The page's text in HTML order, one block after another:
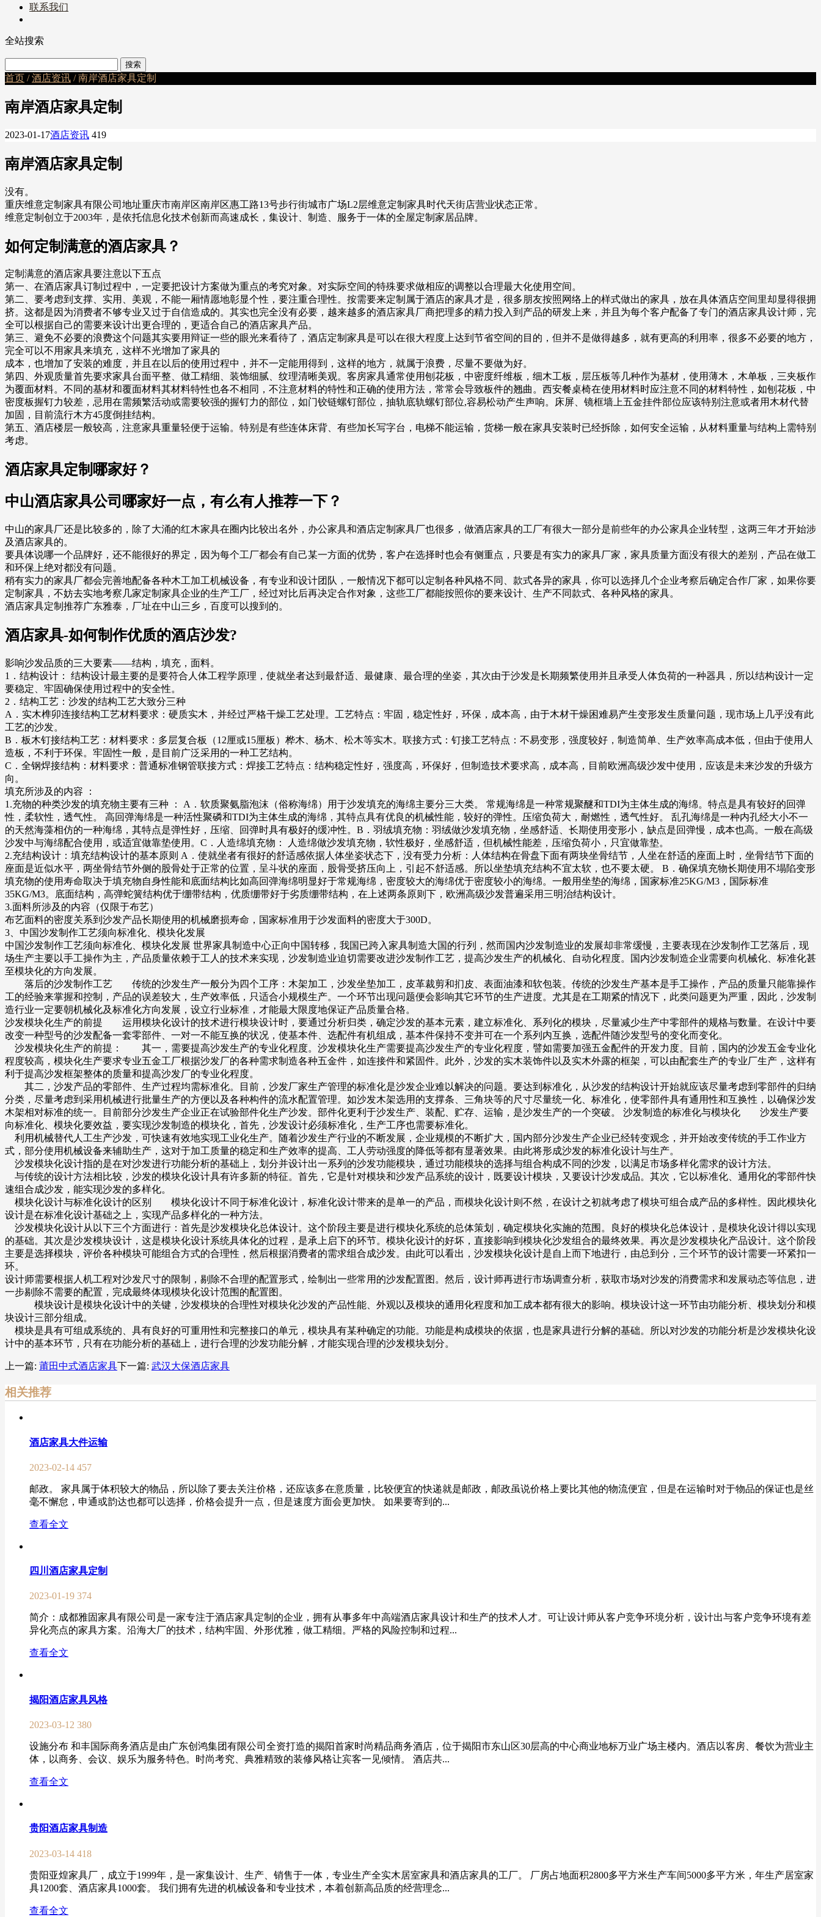
联系我们
全站搜索
首页 /酒店资讯 / 南岸酒店家具定制
南岸酒店家具定制
2023-01-17酒店资讯 419
南岸酒店家具定制
没有。
重庆维意定制家具有限公司地址重庆市南岸区南岸区惠工路13号步行街城市广场L2层维意定制家具时代天街店营业状态正常。
维意定制创立于2003年，是依托信息化技术创新而高速成长，集设计、制造、服务于一体的全屋定制家居品牌。
如何定制满意的酒店家具？
定制满意的酒店家具要注意以下五点
第一、在酒店家具订制过程中，一定要把设计方案做为重点的考究对象。对实际空间的特殊要求做相应的调整以合理最大化使用空间。
第二、要考虑到支撑、实用、美观，不能一厢情愿地彰显个性，要注重合理性。按需要来定制属于酒店的家具才是，很多朋友按照网络上的样式做出的家具，放在具体酒店空间里却显得很拥
挤。这都是因为消费者不够专业又过于自信造成的。其实也完全没有必要，越来越多的酒店家具厂商把理多的精力投入到产品的研发上来，并且为每个客户配备了专门的酒店家具设计师，完
全可以根据自己的需要来设计出更合理的，更适合自己的酒店家具产品。
第三、避免不必要的浪费这个问题其实要用辩证一些的眼光来看待了，酒店定制家具是可以在很大程度上达到节省空间的目的，但并不是做得越多，就有更高的利用率，很多不必要的地方，
完全可以不用家具来填充，这样不光增加了家具的
成本，也增加了安装的难度，并且在以后的使用过程中，并不一定能用得到，这样的地方，就属于浪费，尽量不要做为好。
第四、外观质量首先要求家具台面平整、做工精细、装饰细腻、纹理清晰美观。客房家具通常使用刨花板，中密度纤维板，细木工板，层压板等几种作为基材，使用薄木，木单板，三夹板作
为覆面材料。不同的基材和覆面材料其材料特性也各不相同，不注意材料的特性和正确的使用方法，常常会导致板件的翘曲。西安餐桌椅在使用材料时应注意不同的材料特性，如刨花板，中
密度板握钉力较差，忌用在需频繁活动或需要较强的握钉力的部位，如门铰链螺钉部位，抽轨底轨螺钉部位,容易松动产生声响。床屏、镜框墙上五金挂件部位应该特别注意或者用木材代替
加固，目前流行木方45度倒挂结构。
第五、酒店楼层一般较高，注意家具重量轻便于运输。特别是有些连体床背、有些加长写字台，电梯不能运输，货梯一般在家具安装时已经拆除，如何安全运输，从材料重量与结构上需特别
考虑。
酒店家具定制哪家好？
中山酒店家具公司哪家好一点，有么有人推荐一下？
中山的家具厂还是比较多的，除了大涌的红木家具在圈内比较出名外，办公家具和酒店定制家具厂也很多，做酒店家具的工厂有很大一部分是前些年的办公家具企业转型，这两三年才开始涉
及酒店家具的。
要具体说哪一个品牌好，还不能很好的界定，因为每个工厂都会有自己某一方面的优势，客户在选择时也会有侧重点，只要是有实力的家具厂家，家具质量方面没有很大的差别，产品在做工
和环保上绝对都没有问题。
稍有实力的家具厂都会完善地配备各种木工加工机械设备，有专业和设计团队，一般情况下都可以定制各种风格不同、款式各异的家具，你可以选择几个企业考察后确定合作厂家，如果你要
定制家具，不妨去实地考察几家定制家具企业的生产工厂，经过对比后再决定合作对象，这些工厂都能按照你的要来设计、生产不同款式、各种风格的家具。
酒店家具定制推荐广东雅泰，厂址在中山三乡，百度可以搜到的。
酒店家具-如何制作优质的酒店沙发?
影响沙发品质的三大要素——结构，填充，面料。
1．结构设计： 结构设计最主要的是要符合人体工程学原理，使就坐者达到最舒适、最健康、最合理的坐姿，其次由于沙发是长期频繁使用并且承受人体负荷的一种器具，所以结构设计一定
要稳定、牢固确保使用过程中的安全性。
2．结构工艺：沙发的结构工艺大致分三种
A．实木榫卯连接结构工艺材料要求：硬质实木，并经过严格干燥工艺处理。工艺特点：牢固，稳定性好，环保，成本高，由于木材干燥困难易产生变形发生质量问题，现市场上几乎没有此
工艺的沙发。
B．板木钉接结构工艺：材料要求：多层复合板（12厘或15厘板）桦木、杨木、松木等实木。联接方式：钉接工艺特点：不易变形，强度较好，制造简单、生产效率高成本低，但由于使用人
造板，不利于环保。牢固性一般，是目前广泛采用的一种工艺结构。
C．全钢焊接结构：材料要求：普通标准钢管联接方式：焊接工艺特点：结构稳定性好，强度高，环保好，但制造技术要求高，成本高，目前欧洲高级沙发中使用，应该是未来沙发的升级方
向。
填充所涉及的内容 ：
1.充物的种类沙发的填充物主要有三种 ： A．软质聚氨脂泡沫（俗称海绵）用于沙发填充的海绵主要分三大类。 常规海绵是一种常规聚醚和TDI为主体生成的海绵。特点是具有较好的回弹
性，柔软性，透气性。 高回弹海绵是一种活性聚磷和TDI为主体生成的海绵，其特点具有优良的机械性能，较好的弹性。压缩负荷大，耐燃性，透气性好。 乱孔海绵是一种内孔经大小不一
的天然海藻相仿的一种海绵，其特点是弹性好，压缩、回弹时具有极好的缓冲性。B．羽绒填充物：羽绒做沙发填充物，坐感舒适、长期使用变形小，缺点是回弹慢，成本也高。一般在高级
沙发中与海绵配合使用，或适宜做靠垫使用。C．人造绵填充物： 人造绵做沙发填充物，软性极好，坐感舒适，但机械性能差，压缩负荷小，只宜做靠垫。
2.充结构设计：填充结构设计的基本原则 A．使就坐者有很好的舒适感依据人体坐姿状态下，没有受力分析：人体结构在骨盘下面有两块坐骨结节，人坐在舒适的座面上时，坐骨结节下面的
座面是近似水平，两坐骨结节外侧的股骨处于正常的位置，呈斗状的座面，股骨受挤压向上，引起不舒适感。所以坐垫填充结构不宜太软，也不要太硬。 B．确保填充物长期使用不塌陷变形
填充物的使用寿命取决于填充物自身性能和底面结构比如高回弹海绵明显好于常规海绵，密度较大的海绵优于密度较小的海绵。一般用坐垫的海绵，国家标准25KG/M3，国际标准
35KG/M3。底面结构，高弹蛇簧结构优于绷带结构，优质绷带好于劣质绷带结构，在上述两条原则下，欧洲高级沙发普遍采用三明治结构设计。
3.面料所涉及的内容（仅限于布艺）
布艺面料的密度关系到沙发产品长期使用的机械磨损寿命，国家标准用于沙发面料的密度大于300D。
3、中国沙发制作工艺须向标准化、模块化发展
中国沙发制作工艺须向标准化、模块化发展 世界家具制造中心正向中国转移，我国已跨入家具制造大国的行列，然而国内沙发制造业的发展却非常缓慢，主要表现在沙发制作工艺落后，现
场生产主要以手工操作为主，产品质量依赖于工人的技术来实现，沙发制造业迫切需要改进沙发制作工艺，提高沙发生产的机械化、自动化程度。国内沙发制造企业需要向机械化、标准化甚
至模块化的方向发展。
落后的沙发制作工艺 传统的沙发生产一般分为四个工序：木架加工，沙发坐垫加工，皮革裁剪和扪皮、表面油漆和软包装。传统的沙发生产基本是手工操作，产品的质量只能靠操作
工的经验来掌握和控制，产品的误差较大，生产效率低，只适合小规模生产。一个环节出现问题便会影响其它环节的生产进度。尤其是在工期紧的情况下，此类问题更为严重，因此，沙发制
造行业一定要朝机械化及标准化方向发展，设立行业标准，才能最大限度地保证产品质量合格。
沙发模块化生产的前提 运用模块化设计的技术进行模块设计时，要通过分析归类，确定沙发的基本元素，建立标准化、系列化的模块，尽量减少生产中零部件的规格与数量。在设计中要
改变一种型号的沙发配备一套零部件、一对一不能互换的状况，使基本件、选配件有机组成，基本件保持不变并可在一个系列内互换，选配件随沙发型号的变化而变化。
沙发模块化生产的前提： 其一，需要提高沙发生产的专业化程度。沙发模块化生产需要提高沙发生产的专业化程度，譬如需要加强五金配件的开发力度。目前，国内的沙发五金专业化
程度较高，模块化生产要求专业五金工厂根据沙发厂的各种需求制造各种五金件，如连接件和紧固件。此外，沙发的实木装饰件以及实木外露的框架，可以由配套生产的专业厂生产，这样有
利于提高沙发框架整体的质量和提高沙发厂的专业化程度。
其二，沙发产品的零部件、生产过程均需标准化。目前，沙发厂家生产管理的标准化是沙发企业难以解决的问题。要达到标准化，从沙发的结构设计开始就应该尽量考虑到零部件的归纳
分类，尽量考虑到采用机械进行批量生产的方便以及各种构件的流水配置管理。如沙发木架选用的支撑条、三角块等的尺寸尽量统一化、标准化，使零部件具有通用性和互换性，以确保沙发
木架相对标准的统一。目前部分沙发生产企业正在试验部件化生产沙发。部件化更利于沙发生产、装配、贮存、运输，是沙发生产的一个突破。 沙发制造的标准化与模块化 沙发生产要
向标准化、模块化要效益，要实现沙发制造的模块化，首先，沙发设计必须标准化，生产工序也需要标准化。
利用机械替代人工生产沙发，可快速有效地实现工业化生产。随着沙发生产行业的不断发展，企业规模的不断扩大，国内部分沙发生产企业已经转变观念，并开始改变传统的手工作业方
式，部分使用机械设备来辅助生产，这对于加工质量的稳定和生产效率的提高、工人劳动强度的降低等都有显著效果。由此将形成沙发的标准化设计与生产。
沙发模块化设计指的是在对沙发进行功能分析的基础上，划分并设计出一系列的沙发功能模块，通过功能模块的选择与组合构成不同的沙发，以满足市场多样化需求的设计方法。
与传统的设计方法相比较，沙发的模块化设计具有许多新的特征。首先，它是针对模块和沙发产品系统的设计，既要设计模块，又要设计沙发成品。其次，它以标准化、通用化的零部件快
速组合成沙发，能实现沙发的多样化。
模块化设计与标准化设计的区别 模块化设计不同于标准化设计，标准化设计带来的是单一的产品，而模块化设计则不然，在设计之初就考虑了模块可组合成产品的多样性。因此模块化
设计是在标准化设计基础之上，实现产品多样化的一种方法。
沙发模块化设计从以下三个方面进行：首先是沙发模块化总体设计。这个阶段主要是进行模块化系统的总体策划，确定模块化实施的范围。良好的模块化总体设计，是模块化设计得以实现
的基础。其次是沙发模块设计，这是模块化设计系统具体化的过程，是承上启下的环节。模块化设计的好坏，直接影响到模块化沙发组合的最终效果。再次是沙发模块化产品设计。这个阶段
主要是选择模块，评价各种模块可能组合方式的合理性，然后根据消费者的需求组合成沙发。由此可以看出，沙发模块化设计是自上而下地进行，由总到分，三个环节的设计需要一环紧扣一
环。
设计师需要根据人机工程对沙发尺寸的限制，剔除不合理的配置形式，绘制出一些常用的沙发配置图。然后，设计师再进行市场调查分析，获取市场对沙发的消费需求和发展动态等信息，进
一步剔除不需要的配置，完成最终体现模块化设计范围的配置图。
模块设计是模块化设计中的关键，沙发模块的合理性对模块化沙发的产品性能、外观以及模块的通用化程度和加工成本都有很大的影响。模块设计这一环节由功能分析、模块划分和模
块设计三部分组成。
模块是具有可组成系统的、具有良好的可重用性和完整接口的单元，模块具有某种确定的功能。功能是构成模块的依据，也是家具进行分解的基础。所以对沙发的功能分析是沙发模块化设
计中的基本环节，只有在功能分析的基础上，进行合理的沙发功能分解，才能实现合理的沙发模块划分。
上一篇: 莆田中式酒店家具下一篇: 武汉大保酒店家具
相关推荐
酒店家具大件运输
2023-02-14 457
邮政。 家具属于体积较大的物品，所以除了要去关注价格，还应该多在意质量，比较便宜的快递就是邮政，邮政虽说价格上要比其他的物流便宜，但是在运输时对于物品的保证也是丝
毫不懈怠，申通或韵达也都可以选择，价格会提升一点，但是速度方面会更加快。 如果要寄到的...
查看全文
四川酒店家具定制
2023-01-19 374
简介：成都雅固家具有限公司是一家专注于酒店家具定制的企业，拥有从事多年中高端酒店家具设计和生产的技术人才。可让设计师从客户竞争环境分析，设计出与客户竞争环境有差
异化亮点的家具方案。沿海大厂的技术，结构牢固、外形优雅，做工精细。严格的风险控制和过程...
查看全文
揭阳酒店家具风格
2023-03-12 380
设施分布 和丰国际商务酒店是由广东创鸿集团有限公司全资打造的揭阳首家时尚精品商务酒店，位于揭阳市东山区30层高的中心商业地标万业广场主楼内。酒店以客房、餐饮为营业主
体，以商务、会议、娱乐为服务特色。时尚考究、典雅精致的装修风格让宾客一见倾情。 酒店共...
查看全文
贵阳酒店家具制造
2023-03-14 418
贵阳亚煌家具厂，成立于1999年，是一家集设计、生产、销售于一体，专业生产全实木居室家具和酒店家具的工厂。 厂房占地面积2800多平方米生产车间5000多平方米，年生产居室家
具1200套、酒店家具1000套。 我们拥有先进的机械设备和专业技术，本着创新高品质的经营理念...
查看全文